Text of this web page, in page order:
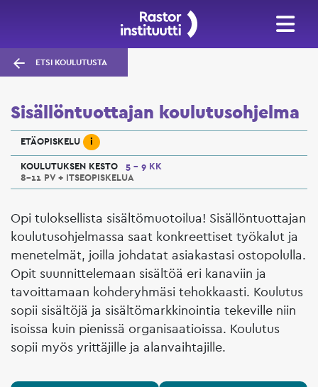
ETSI KOULUTUSTA
Sisällöntuottajan koulutusohjelma
ETÄOPISKELU i
KOULUTUKSEN KESTO
5 - 9 KK
8–11 PV + ITSEOPISKELUA
Opi tuloksellista sisältömuotoilua! Sisällöntuottajan
koulutusohjelmassa saat konkreettiset työkalut ja
menetelmät, joilla johdatat asiakastasi ostopolulla.
Opit suunnittelemaan sisältöä eri kanaviin ja
tavoittamaan kohderyhmäsi tehokkaasti. Koulutus
sopii sisältöjä ja sisältömarkkinointia tekeville niin
isoissa kuin pienissä organisaatioissa. Koulutus
sopii myös yrittäjille ja alanvaihtajille.